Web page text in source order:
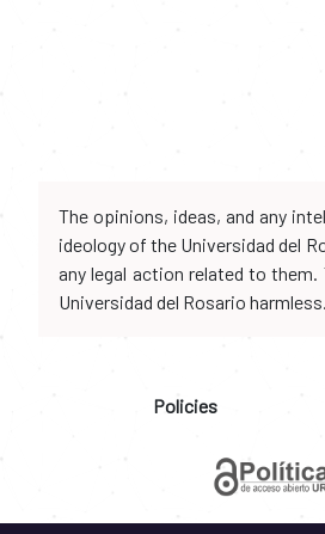
The opinions, ideas, and any
ideology of the Universidad del
any legal action related to
Universidad del Rosario harmless.
Policies